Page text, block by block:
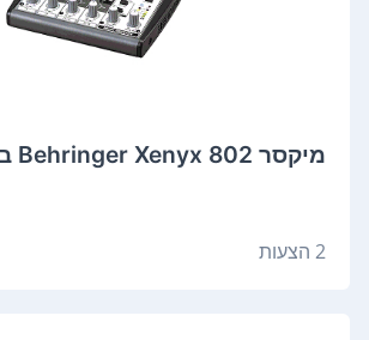
‏מיקסר Behringer Xenyx 802 ברינגר
2 הצעות